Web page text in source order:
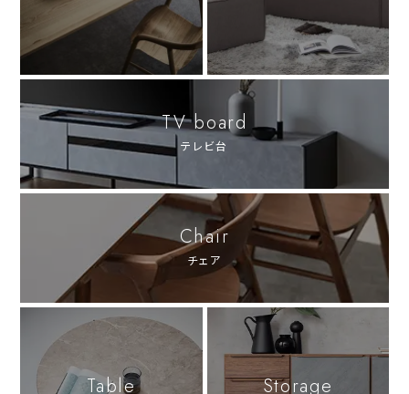
TV board
テレビ台
Chair
チェア
Table Storage